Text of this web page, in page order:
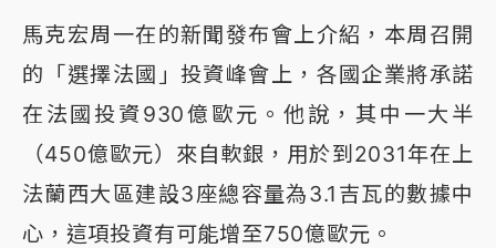
馬克宏周一在的新聞發布會上介紹，本周召開
的「選擇法國」投資峰會上，各國企業將承諾
在法國投資930億歐元。他說，其中一大半
（450億歐元）來自軟銀，用於到2031年在上
法蘭西大區建設3座總容量為3.1吉瓦的數據中
心，這項投資有可能增至750億歐元。